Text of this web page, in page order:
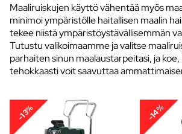
Maaliruiskujen käyttö vähentää myös
minimoi ympäristölle haitallisen maalin
tekee niistä ympäristöystävällisemmän
Tutustu valikoimaamme ja valitse
parhaiten sinun maalaustarpeitasi, ja
tehokkaasti voit saavuttaa
-13% -14%